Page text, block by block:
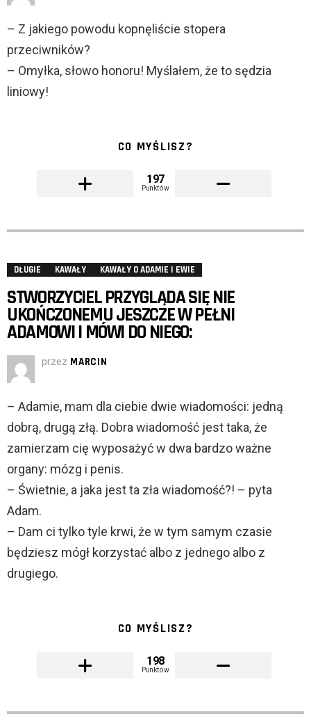
– Z jakiego powodu kopnęliście stopera
przeciwników?
– Omyłka, słowo honoru! Myślałem, że to sędzia
liniowy!
CO MYŚLISZ?
197
Punktów
DŁUGIE KAWAŁY KAWAŁY O ADAMIE I EWIE
STWORZYCIEL PRZYGLĄDA SIĘ NIE
UKOŃCZONEMU JESZCZE W PEŁNI
ADAMOWI I MÓWI DO NIEGO:
przez MARCIN
– Adamie, mam dla ciebie dwie wiadomości: jedną
dobrą, drugą złą. Dobra wiadomość jest taka, że
zamierzam cię wyposażyć w dwa bardzo ważne
organy: mózg i penis.
– Świetnie, a jaka jest ta zła wiadomość?! – pyta
Adam.
– Dam ci tylko tyle krwi, że w tym samym czasie
będziesz mógł korzystać albo z jednego albo z
drugiego.
CO MYŚLISZ?
198
Punktów